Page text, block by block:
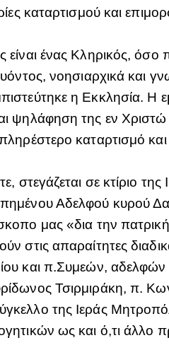
καταρτισμού και
είναι ένας Κληρικός,
νοησιαρχικά και
η Εκκλησία. Η
ψηλάφηση της εν Χριστώ
καταρτισμό
στεγάζεται σε κτίριο
Αδελφού κυρού
μας «δια την
στις απαραίτητες
και π.Συμεών,
Τσιρμιράκη, π.
της Ιεράς
ως και ό,τι άλλο